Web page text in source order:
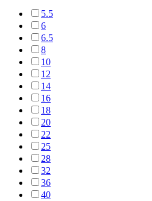
5.5
6
6.5
8
10
12
14
16
18
20
22
25
28
32
36
40